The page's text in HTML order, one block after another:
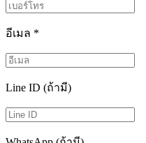
อีเมล *
Line ID (ถ้ามี)